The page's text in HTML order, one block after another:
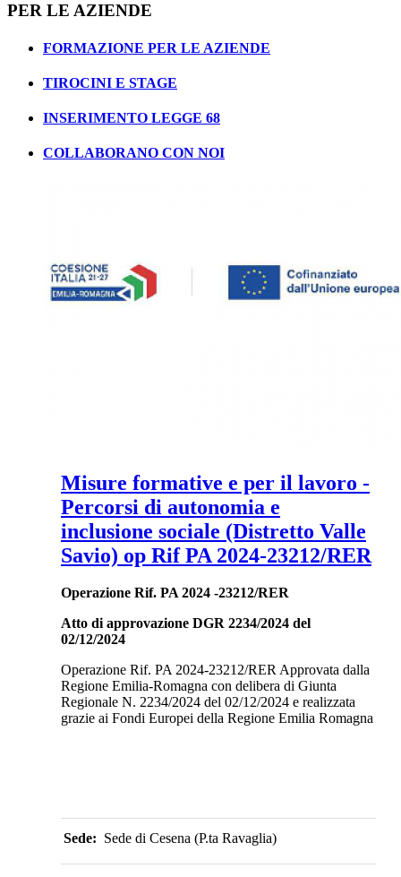
PER LE AZIENDE
FORMAZIONE PER LE AZIENDE
TIROCINI E STAGE
INSERIMENTO LEGGE 68
COLLABORANO CON NOI
Misure formative e per il lavoro -
Percorsi di autonomia e
inclusione sociale (Distretto Valle
Savio) op Rif PA 2024-23212/RER
Operazione Rif. PA 2024 -23212/RER
Atto di approvazione DGR 2234/2024 del
02/12/2024
Operazione Rif. PA 2024-23212/RER Approvata dalla
Regione Emilia-Romagna con delibera di Giunta
Regionale N. 2234/2024 del 02/12/2024 e realizzata
grazie ai Fondi Europei della Regione Emilia Romagna
Sede: Sede di Cesena (P.ta Ravaglia)